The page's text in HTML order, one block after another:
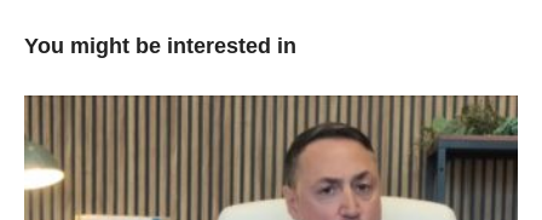
You might be interested in